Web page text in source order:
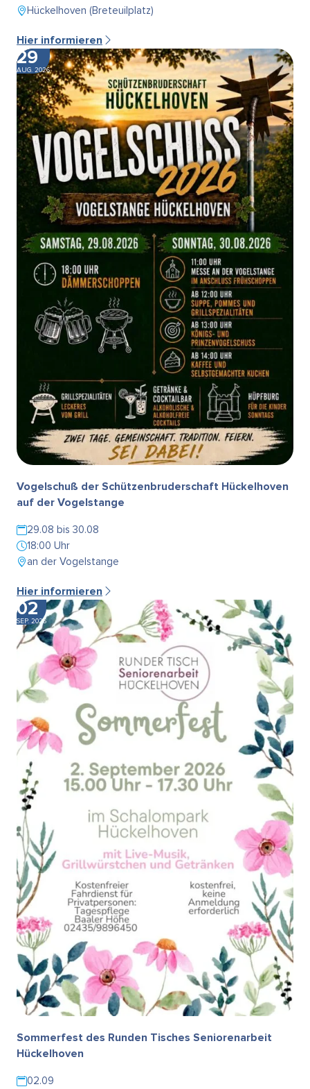
Hückelhoven (Breteuilplatz)
Hier informieren
29
AUG. 2026
Vogelschuß der Schützenbruderschaft Hückelhoven
auf der Vogelstange
29.08 bis 30.08
18:00 Uhr
an der Vogelstange
Hier informieren
02
SEP. 2026
Sommerfest des Runden Tisches Seniorenarbeit
Hückelhoven
02.09